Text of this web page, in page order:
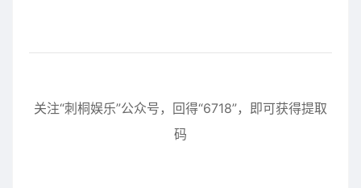
关注“刺桐娱乐”公众号，回得“6718”，即可获得提取
码